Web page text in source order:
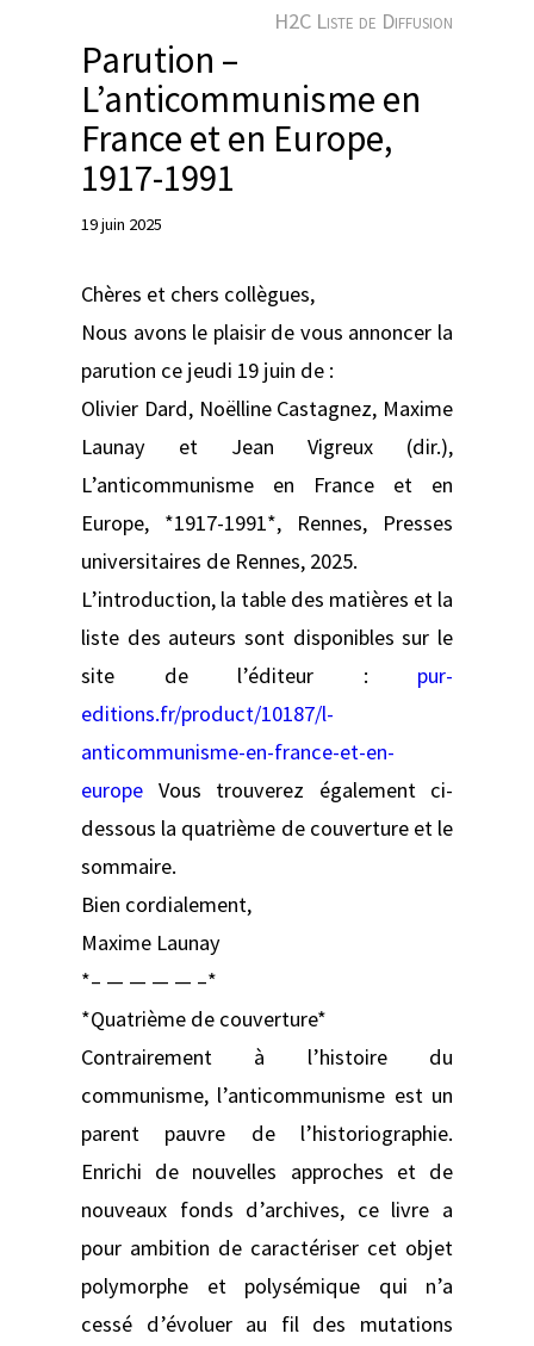
H2C Liste de Diffusion
Parution –
L’anticommunisme en
France et en Europe​,
1917-1991
19 juin 2025
Chères et chers collègues,
Nous avons le plaisir de vous annoncer la
parution ce jeudi 19 juin de :
Olivier Dard, Noëlline Castagnez, Maxime
Launay et Jean Vigreux (dir.),
L’anticommunisme en France et en
Europe, *1917-1991*, Rennes, Presses
universitaires de Rennes, 2025.
L’introduction, la table des matières et la
liste des auteurs sont disponibles sur le
site de l’éditeur : pur-
editions.fr/product/10187/l-
anticommunisme-en-france-et-en-
europe Vous trouverez également ci-
dessous la quatrième de couverture et le
sommaire.
Bien cordialement,
Maxime Launay
*– — — — — –*
*Quatrième de couverture*
Contrairement à l’histoire du
communisme, l’anticommunisme est un
parent pauvre de l’historiographie.
Enrichi de nouvelles approches et de
nouveaux fonds d’archives, ce livre a
pour ambition de caractériser cet objet
polymorphe et polysémique qui n’a
cessé d’évoluer au fil des mutations